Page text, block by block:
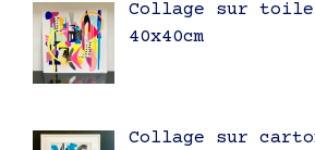
Collage sur toile
40x40cm
Collage sur